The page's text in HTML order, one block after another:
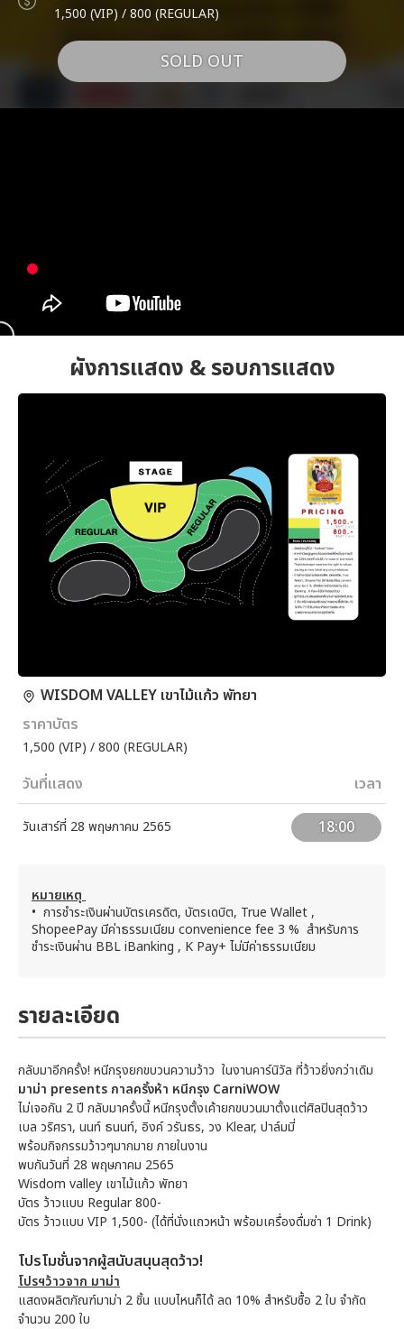
1,500 (VIP) / 800 (REGULAR)
SOLD OUT
ผังการแสดง & รอบการแสดง
WISDOM VALLEY เขาไม้แก้ว พัทยา
ราคาบัตร
1,500 (VIP) / 800 (REGULAR)
วันที่แสดง เวลา
วันเสาร์ที่ 28 พฤษภาคม 2565 18:00
หมายเหตุ
• การชำระเงินผ่านบัตรเครดิต, บัตรเดบิต, True Wallet ,
ShopeePay มีค่าธรรมเนียม convenience fee 3 % สำหรับการ
ชำระเงินผ่าน BBL iBanking , K Pay+ ไม่มีค่าธรรมเนียม
รายละเอียด
กลับมาอีกครั้ง! หนีกรุงยกขบวนความว้าว ในงานคาร์นิวัล ที่ว้าวยิ่งกว่าเดิม
มาม่า presents กาลครั้งห้า หนีกรุง CarniWOW
ไม่เจอกัน 2 ปี กลับมาครั้งนี้ หนีกรุงตั้งเค้ายกขบวนมาตั้งแต่ศิลปินสุดว้าว
เบล วริศรา, นนท์ ธนนท์, อิงค์ วรันธร, วง Klear, ปาล์มมี่
พร้อมกิจกรรมว้าวๆมากมาย ภายในงาน
พบกันวันที่ 28 พฤษภาคม 2565
Wisdom valley เขาไม้แก้ว พัทยา
บัตร ว้าวแบบ Regular 800-
บัตร ว้าวแบบ VIP 1,500- (ได้ที่นั่งแถวหน้า พร้อมเครื่องดื่มซ่า 1 Drink)
โปรโมชั่นจากผู้สนับสนุนสุดว้าว!
โปรฯว้าวจาก มาม่า
แสดงผลิตภัณฑ์มาม่า 2 ชิ้น แบบไหนก็ได้ ลด 10% สำหรับซื้อ 2 ใบ จำกัด
จำนวน 200 ใบ